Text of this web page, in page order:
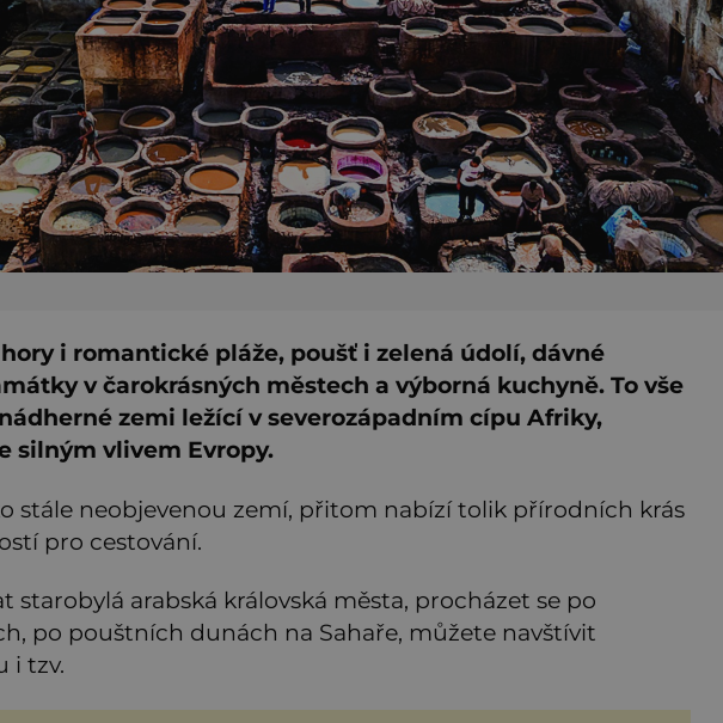
i romantické pláže, poušť i zelená údolí, dávné
v čarokrásných městech a výborná kuchyně. To vše
zemi ležící v severozápadním cípu Afriky,
silným vlivem Evropy.
stále neobjevenou zemí, přitom nabízí tolik přírodních krás
pro cestování.
starobylá arabská královská města, procházet se po
po pouštních dunách na Sahaře, můžete navštívit
i tzv.